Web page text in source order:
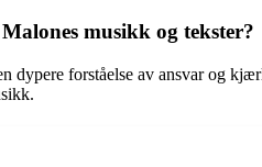
musikk og tekster?
dypere forståelse av ansvar og